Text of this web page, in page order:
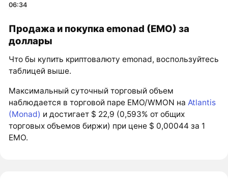
06:34
Продажа и покупка emonad (EMO) за
доллары
Что бы купить криптовалюту emonad, воспользуйтесь
таблицей выше.
Максимальный суточный торговый объем
наблюдается в торговой паре EMO/WMON на Atlantis
(Monad) и достигает $ 22,9 (0,593% от общих
торговых объемов биржи) при цене $ 0,00044 за 1
EMO.